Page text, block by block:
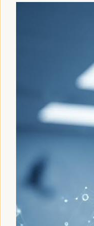
d
o
n